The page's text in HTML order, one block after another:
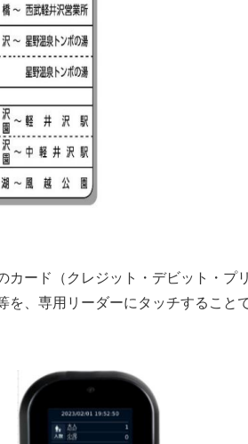
カード（クレジット・デビット・プ
を、専用リーダーにタッチすること